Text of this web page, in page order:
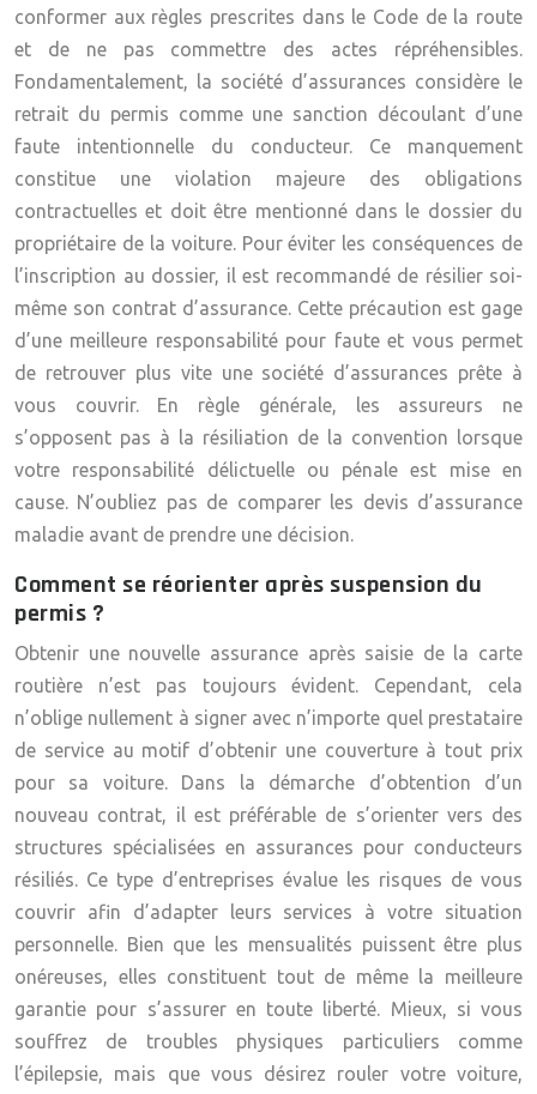
conformer aux règles prescrites dans le Code de la route
et de ne pas commettre des actes répréhensibles.
Fondamentalement, la société d’assurances considère le
retrait du permis comme une sanction découlant d’une
faute intentionnelle du conducteur. Ce manquement
constitue une violation majeure des obligations
contractuelles et doit être mentionné dans le dossier du
propriétaire de la voiture. Pour éviter les conséquences de
l’inscription au dossier, il est recommandé de résilier soi-
même son contrat d’assurance. Cette précaution est gage
d’une meilleure responsabilité pour faute et vous permet
de retrouver plus vite une société d’assurances prête à
vous couvrir. En règle générale, les assureurs ne
s’opposent pas à la résiliation de la convention lorsque
votre responsabilité délictuelle ou pénale est mise en
cause. N’oubliez pas de comparer les devis d’assurance
maladie avant de prendre une décision.
Comment se réorienter après suspension du
permis ?
Obtenir une nouvelle assurance après saisie de la carte
routière n’est pas toujours évident. Cependant, cela
n’oblige nullement à signer avec n’importe quel prestataire
de service au motif d’obtenir une couverture à tout prix
pour sa voiture. Dans la démarche d’obtention d’un
nouveau contrat, il est préférable de s’orienter vers des
structures spécialisées en assurances pour conducteurs
résiliés. Ce type d’entreprises évalue les risques de vous
couvrir afin d’adapter leurs services à votre situation
personnelle. Bien que les mensualités puissent être plus
onéreuses, elles constituent tout de même la meilleure
garantie pour s’assurer en toute liberté. Mieux, si vous
souffrez de troubles physiques particuliers comme
l’épilepsie, mais que vous désirez rouler votre voiture,